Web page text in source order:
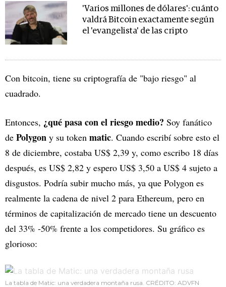
'Varios millones de dólares': cuánto
valdrá Bitcoin exactamente según
el 'evangelista' de las cripto
Con bitcoin, tiene su criptografía de "bajo riesgo" al
cuadrado.
Entonces, ¿qué pasa con el riesgo medio? Soy fanático
de Polygon y su token matic. Cuando escribí sobre esto el
8 de diciembre, costaba US$ 2,39 y, como escribo 18 días
después, es US$ 2,82 y espero US$ 3,50 a US$ 4 sujeto a
disgustos. Podría subir mucho más, ya que Polygon es
realmente la cadena de nivel 2 para Ethereum, pero en
términos de capitalización de mercado tiene un descuento
del 33% -50% frente a los competidores. Su gráfico es
glorioso:
La tabla de Matic: una verdadera montaña rusa. CRÉDITO: ADVFN